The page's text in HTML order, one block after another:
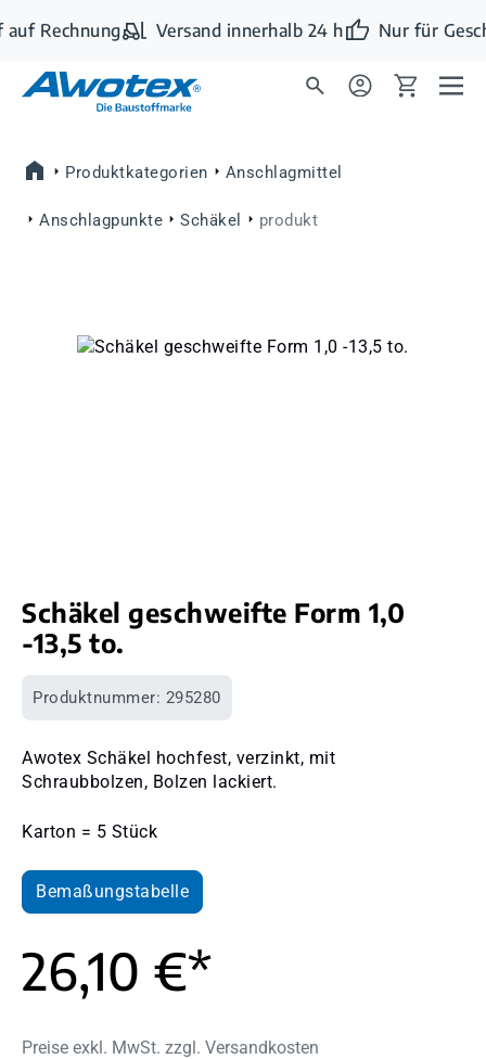
Zum Hauptinhalt springen
Rechnung Versand innerhalb 24 h Nur für
Produktkategorien Anschlagmittel
Anschlagpunkte Schäkel produkt
Bildergalerie überspringen
Schäkel geschweifte Form 1,0
-13,5 to.
Produktnummer: 295280
Awotex Schäkel hochfest, verzinkt, mit
Schraubbolzen, Bolzen lackiert.
Karton = 5 Stück
Bemaßungstabelle
26,10 €*
Preise exkl. MwSt. zzgl. Versandkosten